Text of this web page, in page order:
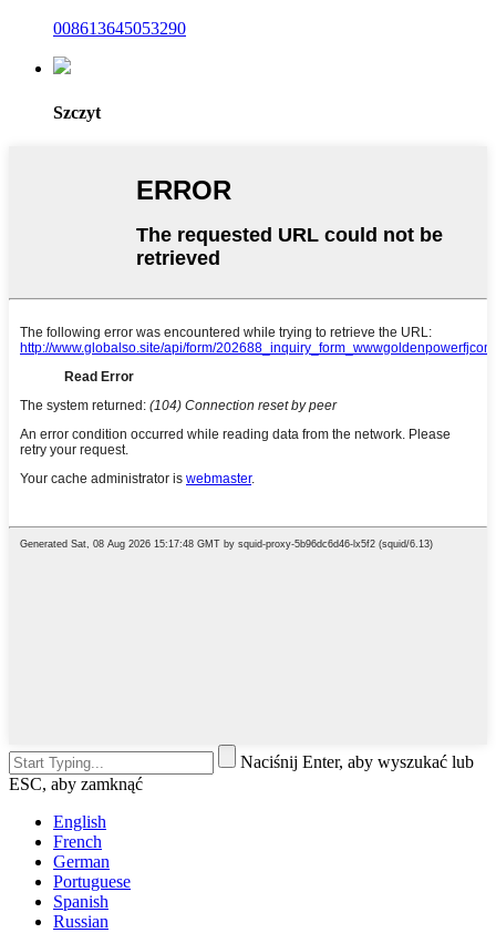
008613645053290
Szczyt
Naciśnij Enter, aby wyszukać lub
ESC, aby zamknąć
English
French
German
Portuguese
Spanish
Russian